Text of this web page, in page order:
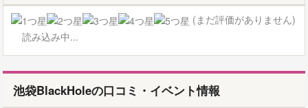
(まだ評価がありません)
読み込み中...
池袋BlackHoleの口コミ・イベント情報